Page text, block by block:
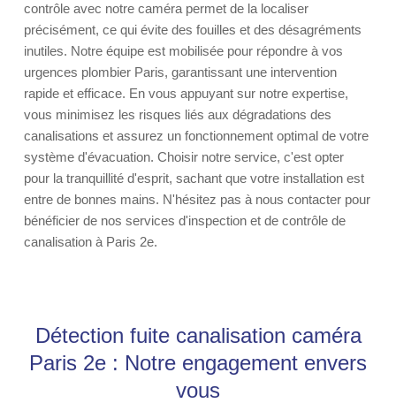
contrôle avec notre caméra permet de la localiser
précisément, ce qui évite des fouilles et des désagréments
inutiles. Notre équipe est mobilisée pour répondre à vos
urgences plombier Paris, garantissant une intervention
rapide et efficace. En vous appuyant sur notre expertise,
vous minimisez les risques liés aux dégradations des
canalisations et assurez un fonctionnement optimal de votre
système d'évacuation. Choisir notre service, c'est opter
pour la tranquillité d'esprit, sachant que votre installation est
entre de bonnes mains. N'hésitez pas à nous contacter pour
bénéficier de nos services d'inspection et de contrôle de
canalisation à Paris 2e.
Détection fuite canalisation caméra
Paris 2e : Notre engagement envers
vous